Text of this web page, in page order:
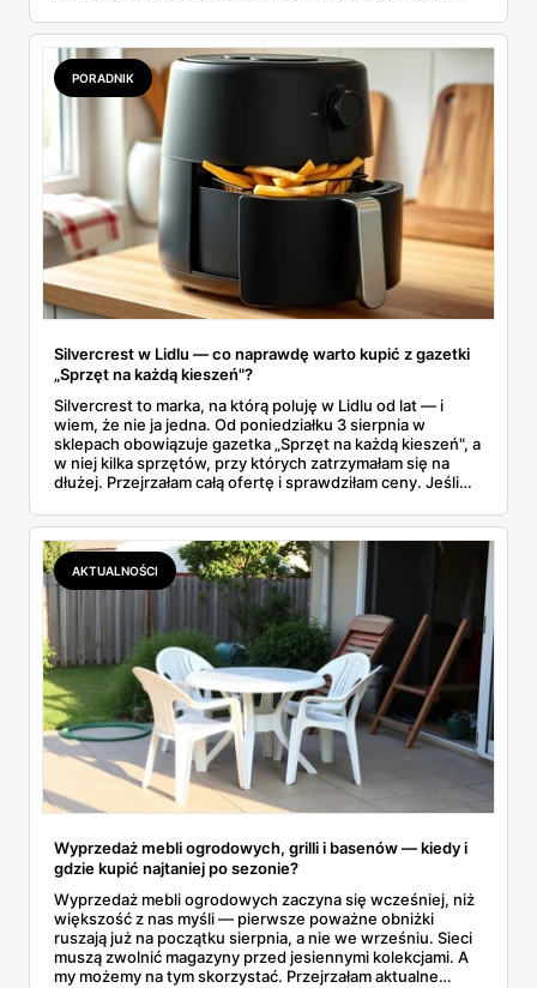
wszystko w jednym miejscu: jak zamawiać, ile trwa zwrot,
jakie kody rabatowe działają w sierpniu i które produkty
faktycznie warto włożyć do koszyka.
PORADNIK
Silvercrest w Lidlu — co naprawdę warto kupić z gazetki
„Sprzęt na każdą kieszeń"?
Silvercrest to marka, na którą poluję w Lidlu od lat — i
wiem, że nie ja jedna. Od poniedziałku 3 sierpnia w
sklepach obowiązuje gazetka „Sprzęt na każdą kieszeń", a
w niej kilka sprzętów, przy których zatrzymałam się na
dłużej. Przejrzałam całą ofertę i sprawdziłam ceny. Jeśli
faktycznie okazja — poniżej znajdziecie odpowiedź.
Uwaga: promocja trwa tylko do 8 sierpnia.
AKTUALNOŚCI
Wyprzedaż mebli ogrodowych, grilli i basenów — kiedy i
gdzie kupić najtaniej po sezonie?
Wyprzedaż mebli ogrodowych zaczyna się wcześniej, niż
większość z nas myśli — pierwsze poważne obniżki
ruszają już na początku sierpnia, a nie we wrześniu. Sieci
muszą zwolnić magazyny przed jesiennymi kolekcjami. A
my możemy na tym skorzystać. Przejrzałam aktualne